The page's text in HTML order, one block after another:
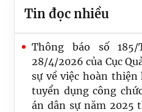
Tin đọc nhiều
Thông báo số 185/
28/4/2026 của Cục
sự về việc hoàn
tuyển dụng công
án dân sự năm 2025